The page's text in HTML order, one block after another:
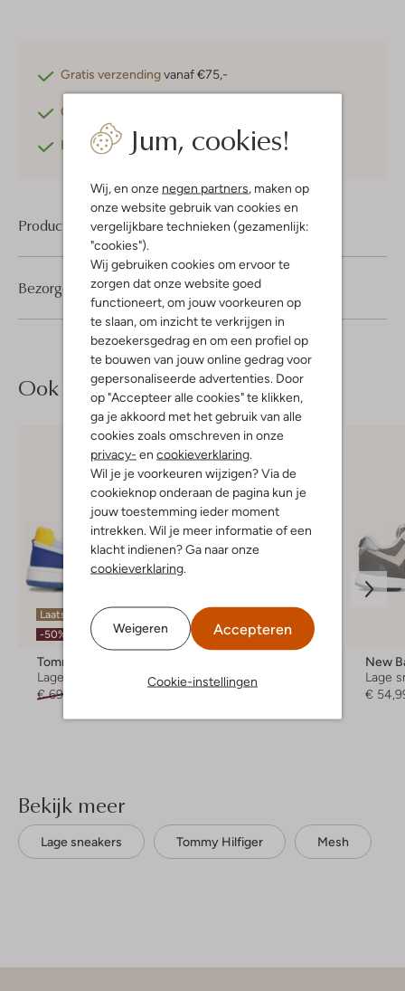
Jum, cookies!
Wij, en onze negen partners , maken op
onze website gebruik van cookies en
vergelijkbare technieken (gezamenlijk:
"cookies").
Wij gebruiken cookies om ervoor te
zorgen dat onze website goed
functioneert, om jouw voorkeuren op
te slaan, om inzicht te verkrijgen in
bezoekersgedrag en om een profiel op
te bouwen van jouw online gedrag voor
gepersonaliseerde advertenties. Door
op "Accepteer alle cookies" te klikken,
ga je akkoord met het gebruik van alle
cookies zoals omschreven in onze
privacy- en cookieverklaring
Wil je je voorkeuren wijzigen? Via de
cookieknop onderaan de pagina kun je
jouw toestemming ieder moment
intrekken. Wil je meer informatie of een
klacht indienen? Ga naar onze
cookieverklaring
Weigeren Accepteren
Cookie-instellingen
Gratis verzendingvanaf €75,-
Gratis retourneren
Betaal achterafmet Klarna
Product informatie
Bezorgen & retourneren
Ook iets voor jou?
Laatste maten
-50%
Tommy Hilfiger
Lage sneakers
€ 69,99
-60%
Lage sneakers
New
Lage
€
Bekijk meer
Lage sneakers Tommy Hilfiger Mesh